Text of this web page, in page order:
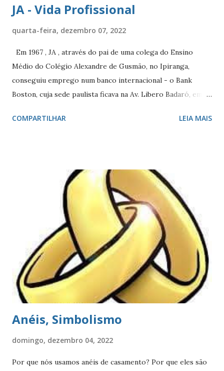
JA - Vida Profissional
quarta-feira, dezembro 07, 2022
Em 1967 , JA , através do pai de uma colega do Ensino
Médio do Colégio Alexandre de Gusmão, no Ipiranga,
conseguiu emprego num banco internacional - o Bank
Boston, cuja sede paulista ficava na Av. Libero Badaró, em
obter informações para os gerentes, sobre os clientes que
eles. Na outra parte do dia, passava redigindo relatórios,
informando o resultado de suas pesquisas. A experiência
adquirida na estratégia que desenvolveu para obtenção dos
dados, e nos contatos que teve que fazer, foram muito úteis
para o resto de sua vida profissional. Havia no banco um
departamento chamado ‘Organização e Métodos – O&M’ .
Nesse departamento trabalhavam algumas pessoas com as
quais JA fez amizade. Eram pessoas um pouco mais velhas
que ele, que pa...
COMPARTILHAR LEIA MAIS
Anéis, Simbolismo
domingo, dezembro 04, 2022
Por que nós usamos anéis de casamento? Por que eles são